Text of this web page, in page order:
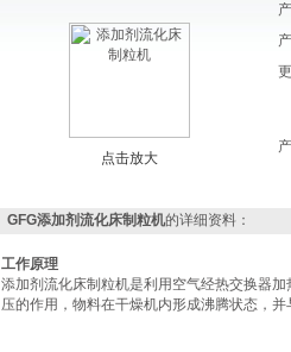
点击放大
GFG添加剂流化床制粒机的详细资料：
工作原理
添加剂流化床制粒机是利用空气经热交换器
压的作用，物料在干燥机内形成沸腾状态，